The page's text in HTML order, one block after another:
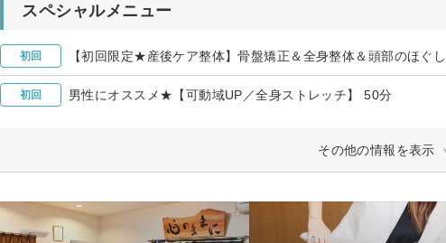
スペシャルメニュー
初回 【初回限定★産後ケア整体】骨盤矯正＆全身整体＆頭部のほぐ
初回 男性にオススメ★【可動域UP／全身ストレッチ】 50分
その他の情報を表示